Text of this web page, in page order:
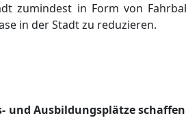
zumindest in Form von
in der Stadt zu reduzieren.
und Ausbildungsplätze schaffen